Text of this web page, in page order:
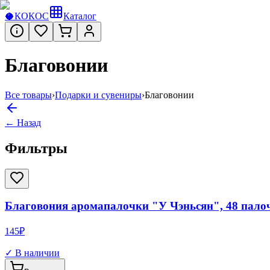
🥥КОКОС Каталог
Благовонии
Все товары›Подарки и сувениры›Благовонии
← Назад
Фильтры
Благовония аромапалочки "У Чэньсян", 48
145₽
✓ В наличии